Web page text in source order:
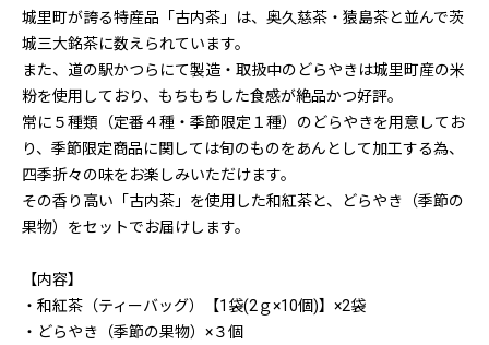
城里町が誇る特産品「古内茶」は、奥久慈茶・猿島茶と並んで茨
城三大銘茶に数えられています。
また、道の駅かつらにて製造・取扱中のどらやきは城里町産の米
粉を使用しており、もちもちした食感が絶品かつ好評。
常に５種類（定番４種・季節限定１種）のどらやきを用意してお
り、季節限定商品に関しては旬のものをあんとして加工する為、
四季折々の味をお楽しみいただけます。
その香り高い「古内茶」を使用した和紅茶と、どらやき（季節の
果物）をセットでお届けします。
【内容】
・和紅茶（ティーバッグ）【1袋(2ｇ×10個)】×2袋
・どらやき（季節の果物）×３個